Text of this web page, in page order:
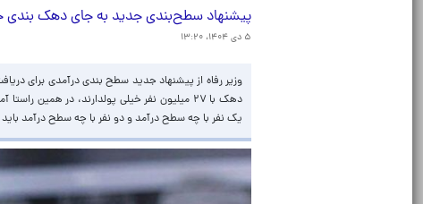
پیشنهاد سطح‌بندی جدید به جای دهک بندی
۵ دی ۱۴۰۴، ۱۳:۲۰
دهک با ۲۷ میلیون نفر خیلی پولدارند، در
یک نفر با چه سطح درآمد و دو نفر با چه سطح درآمد باید